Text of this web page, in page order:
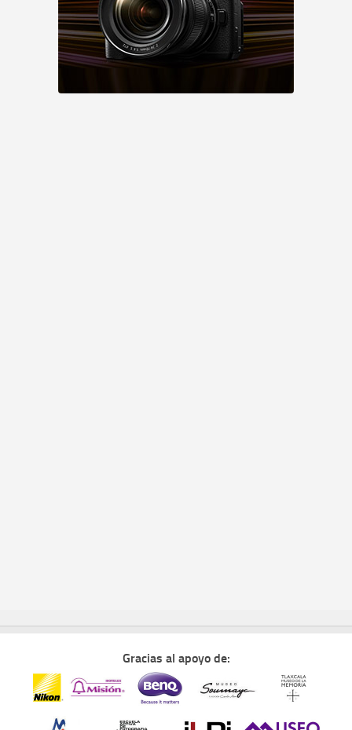
Gracias al apoyo de: